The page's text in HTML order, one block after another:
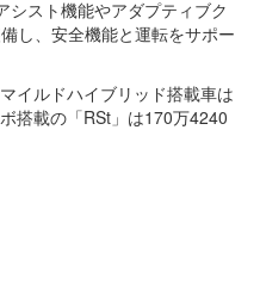
シスト機能やアダプティブク
し、安全機能と運転をサポー
イルドハイブリッド搭載車は
搭載の「RSt」は170万4240